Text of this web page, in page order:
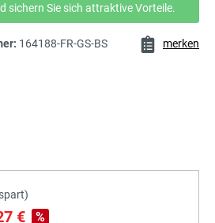
sichern Sie sich attraktive Vorteile.
164188-FR-GS-BS merken
€ %